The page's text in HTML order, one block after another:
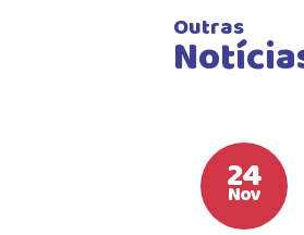
Outras
24
Nov